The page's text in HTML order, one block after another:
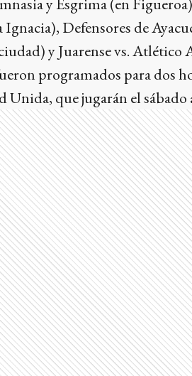
Defensores de
y Juarense vs. Atlético
programados para dos
que jugarán el sábado